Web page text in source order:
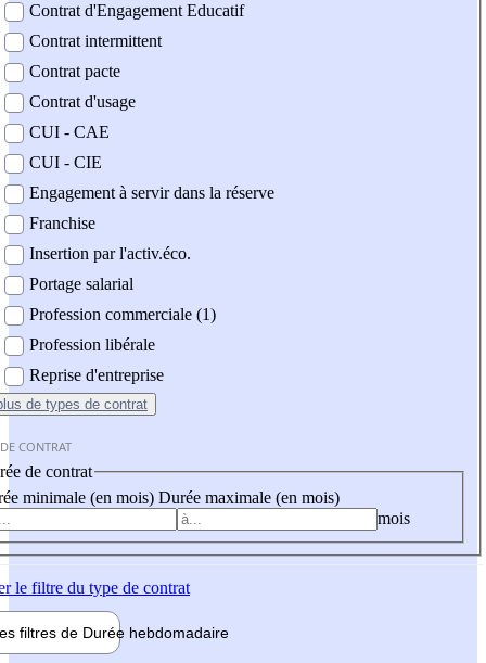
Contrat d'Engagement Educatif
Contrat intermittent
Contrat pacte
Contrat d'usage
CUI - CAE
CUI - CIE
Engagement à servir dans la réserve
Franchise
Insertion par l'activ.éco.
Portage salarial
Profession commerciale (1)
Profession libérale
Reprise d'entreprise
de types de contrat
CONTRAT
de contrat
minimale (en mois) Durée maximale (en mois)
mois
le filtre du type de contrat
filtres de Durée hebdomadaire